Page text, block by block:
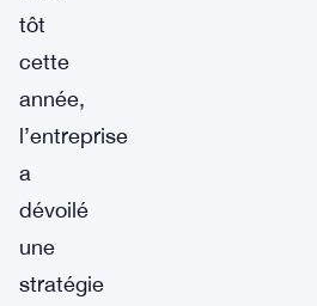
tôt
cette
année,
l’entreprise
a
dévoilé
une
stratégie